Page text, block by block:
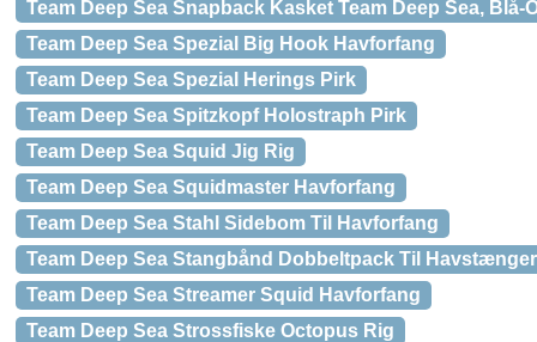
Team Deep Sea Snapback Kasket Team Deep Sea, Blå-
Team Deep Sea Spezial Big Hook Havforfang
Team Deep Sea Spezial Herings Pirk
Team Deep Sea Spitzkopf Holostraph Pirk
Team Deep Sea Squid Jig Rig
Team Deep Sea Squidmaster Havforfang
Team Deep Sea Stahl Sidebom Til Havforfang
Team Deep Sea Stangbånd Dobbeltpack Til Havstænger
Team Deep Sea Streamer Squid Havforfang
Team Deep Sea Strossfiske Octopus Rig